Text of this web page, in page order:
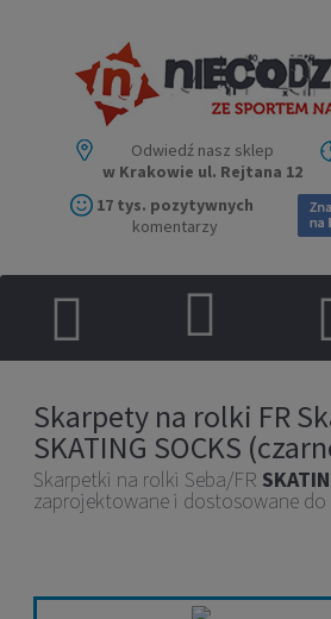
Odwiedź nasz sklep
w Krakowie ul. Rejtana 12
17 tys. pozytywnych
komentarzy
Skarpety na rolki FR
SKATING SOCKS
Skarpetki na rolki Seba/FR
zaprojektowane i dostosowane